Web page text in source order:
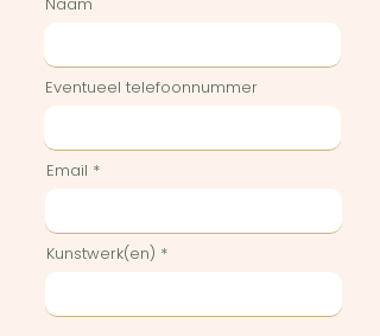
Eventueel telefoonnummer
Email
Kunstwerk(en)